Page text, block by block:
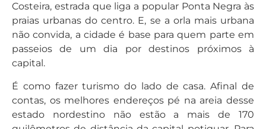
Costeira, estrada que liga a popular Ponta Negra às
praias urbanas do centro. E, se a orla mais urbana
não convida, a cidade é base para quem parte em
passeios de um dia por destinos próximos à
capital.
É como fazer turismo do lado de casa. Afinal de
contas, os melhores endereços pé na areia desse
estado nordestino não estão a mais de 170